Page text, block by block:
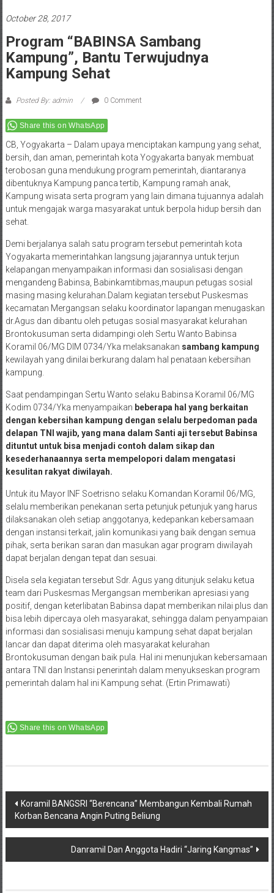
October 28, 2017
Program “BABINSA Sambang
Kampung”, Bantu Terwujudnya
Kampung Sehat
Posted By: admin 0 Comment
Share this on WhatsApp
CB, Yogyakarta – Dalam upaya menciptakan kampung yang sehat,
bersih, dan aman, pemerintah kota Yogyakarta banyak membuat
terobosan guna mendukung program pemerintah, diantaranya
dibentuknya Kampung panca tertib, Kampung ramah anak,
Kampung wisata serta program yang lain dimana tujuannya adalah
untuk mengajak warga masyarakat untuk berpola hidup bersih dan
sehat.
Demi berjalanya salah satu program tersebut pemerintah kota
Yogyakarta memerintahkan langsung jajarannya untuk terjun
kelapangan menyampaikan informasi dan sosialisasi dengan
mengandeng Babinsa, Babinkamtibmas,maupun petugas sosial
masing masing kelurahan.Dalam kegiatan tersebut Puskesmas
kecamatan Mergangsan selaku koordinator lapangan menugaskan
dr.Agus dan dibantu oleh petugas sosial masyarakat kelurahan
Brontokusuman serta didampingi oleh Sertu Wanto Babinsa
Koramil 06/MG DIM 0734/Yka melaksanakan sambang kampung
kewilayah yang dinilai berkurang dalam hal penataan kebersihan
kampung.
Saat pendampingan Sertu Wanto selaku Babinsa Koramil 06/MG
Kodim 0734/Yka menyampaikan beberapa hal yang berkaitan
dengan kebersihan kampung dengan selalu berpedoman pada
delapan TNI wajib, yang mana dalam Santi aji tersebut Babinsa
dituntut untuk bisa menjadi contoh dalam sikap dan
kesederhanaannya serta mempelopori dalam mengatasi
kesulitan rakyat diwilayah.
Untuk itu Mayor INF Soetrisno selaku Komandan Koramil 06/MG,
selalu memberikan penekanan serta petunjuk petunjuk yang harus
dilaksanakan oleh setiap anggotanya, kedepankan kebersamaan
dengan instansi terkait, jalin komunikasi yang baik dengan semua
pihak, serta berikan saran dan masukan agar program diwilayah
dapat berjalan dengan tepat dan sesuai.
Disela sela kegiatan tersebut Sdr. Agus yang ditunjuk selaku ketua
team dari Puskesmas Mergangsan memberikan apresiasi yang
positif, dengan keterlibatan Babinsa dapat memberikan nilai plus dan
bisa lebih dipercaya oleh masyarakat, sehingga dalam penyampaian
informasi dan sosialisasi menuju kampung sehat dapat berjalan
lancar dan dapat diterima oleh masyarakat kelurahan
Brontokusuman dengan baik pula. Hal ini menunjukan kebersamaan
antara TNI dan Instansi penerintah dalam menyukseskan program
pemerintah dalam hal ini Kampung sehat. (Ertin Primawati)
Share this on WhatsApp
Post
navigation
Koramil BANGSRI “Berencana” Membangun Kembali Rumah
Korban Bencana Angin Puting Beliung
Danramil Dan Anggota Hadiri “Jaring Kangmas”